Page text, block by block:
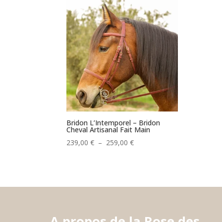
Bridon L’Intemporel – Bridon
Cheval Artisanal Fait Main
239,00€ – 259,00€Plage
à